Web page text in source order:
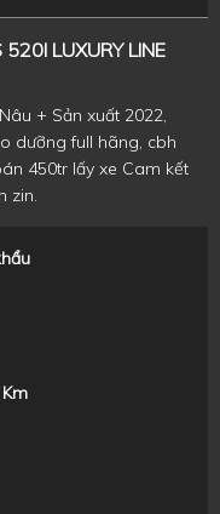
520I LUXURY LINE
+ Sản xuất 2022,
dưỡng full hãng, cbh
450tr lấy xe Cam kết
zin.